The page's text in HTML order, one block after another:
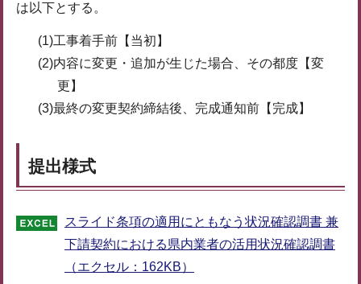
は以下とする。
(1)工事着手前【当初】
(2)内容に変更・追加が生じた場合、その都度【変
更】
(3)最終の変更契約締結後、完成通知前【完成】
提出様式
スライド条項の適用にともなう状況確認調書 兼
下請契約における県内業者の活用状況確認調書
（エクセル：162KB）